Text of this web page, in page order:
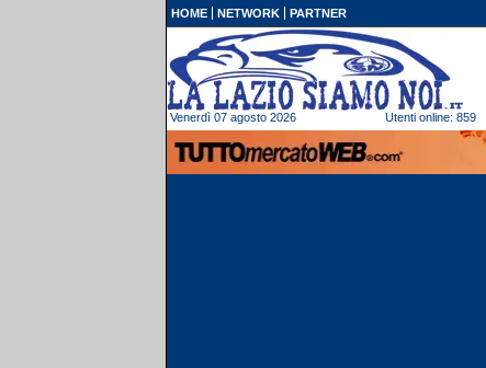
HOME NETWORK PARTNER
Venerdì 07 agosto 2026 Utenti online: 859